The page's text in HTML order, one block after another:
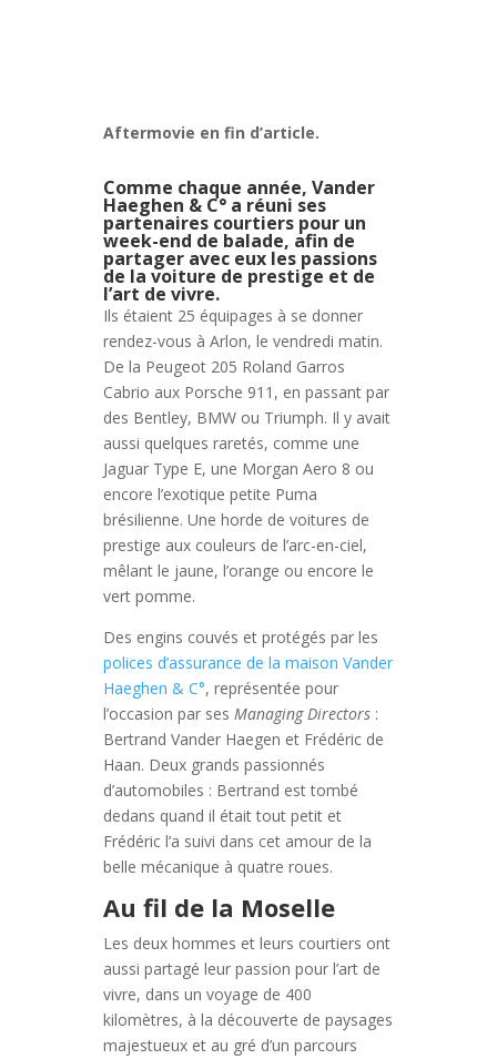
Aftermovie en fin d’article.
Comme chaque année, Vander
Haeghen & C° a réuni ses
partenaires courtiers pour un
week-end de balade, afin de
partager avec eux les passions
de la voiture de prestige et de
l’art de vivre.
Ils étaient 25 équipages à se donner
rendez-vous à Arlon, le vendredi matin.
De la Peugeot 205 Roland Garros
Cabrio aux Porsche 911, en passant par
des Bentley, BMW ou Triumph. Il y avait
aussi quelques raretés, comme une
Jaguar Type E, une Morgan Aero 8 ou
encore l’exotique petite Puma
brésilienne. Une horde de voitures de
prestige aux couleurs de l’arc-en-ciel,
mêlant le jaune, l’orange ou encore le
vert pomme.
Des engins couvés et protégés par les
polices d’assurance de la maison Vander
Haeghen & C°, représentée pour
l’occasion par ses Managing Directors:
Bertrand Vander Haegen et Frédéric de
Haan. Deux grands passionnés
d’automobiles : Bertrand est tombé
dedans quand il était tout petit et
Frédéric l’a suivi dans cet amour de la
belle mécanique à quatre roues.
Au fil de la Moselle
Les deux hommes et leurs courtiers ont
aussi partagé leur passion pour l’art de
vivre, dans un voyage de 400
kilomètres, à la découverte de paysages
majestueux et au gré d’un parcours